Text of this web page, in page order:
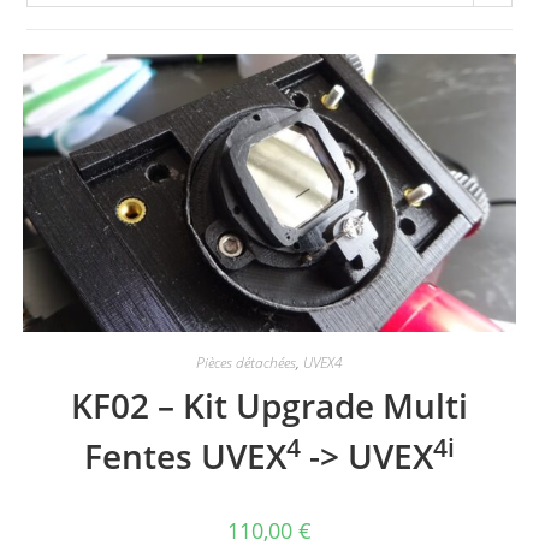
Pièces détachées, UVEX4
KF02 – Kit Upgrade Multi
Fentes UVEX4 -> UVEX4i
110,00 €